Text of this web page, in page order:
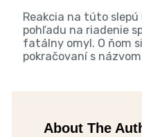
Reakcia na túto
pohľadu na riadenie
fatálny omyl. O ňom
pokračovaní s
About The